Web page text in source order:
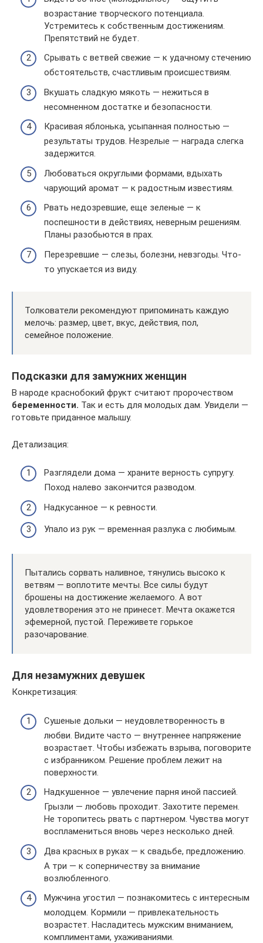
возрастание творческого потенциала.
Устремитесь к собственным достижениям.
Препятствий не будет.
Срывать с ветвей свежие — к удачному стечению
обстоятельств, счастливым происшествиям.
Вкушать сладкую мякоть — нежиться в
несомненном достатке и безопасности.
Красивая яблонька, усыпанная полностью —
результаты трудов. Незрелые — награда слегка
задержится.
Любоваться округлыми формами, вдыхать
чарующий аромат — к радостным известиям.
Рвать недозревшие, еще зеленые — к
поспешности в действиях, неверным решениям.
Планы разобьются в прах.
Перезревшие — слезы, болезни, невзгоды. Что-
то упускается из виду.
Толкователи рекомендуют припоминать каждую
мелочь: размер, цвет, вкус, действия, пол,
семейное положение.
Подсказки для замужних женщин
В народе краснобокий фрукт считают пророчеством
беременности. Так и есть для молодых дам. Увидели —
готовьте приданное малышу.
Детализация:
Разглядели дома — храните верность супругу.
Поход налево закончится разводом.
Надкусанное — к ревности.
Упало из рук — временная разлука с любимым.
Пытались сорвать наливное, тянулись высоко к
ветвям — воплотите мечты. Все силы будут
брошены на достижение желаемого. А вот
удовлетворения это не принесет. Мечта окажется
эфемерной, пустой. Переживете горькое
разочарование.
Для незамужних девушек
Конкретизация:
Сушеные дольки — неудовлетворенность в
любви. Видите часто — внутреннее напряжение
возрастает. Чтобы избежать взрыва, поговорите
с избранником. Решение проблем лежит на
поверхности.
Надкушенное — увлечение парня иной пассией.
Грызли — любовь проходит. Захотите перемен.
Не торопитесь рвать с партнером. Чувства могут
воспламениться вновь через несколько дней.
Два красных в руках — к свадьбе, предложению.
А три — к соперничеству за внимание
возлюбленного.
Мужчина угостил — познакомитесь с интересным
молодцем. Кормили — привлекательность
возрастет. Насладитесь мужским вниманием,
комплиментами, ухаживаниями.